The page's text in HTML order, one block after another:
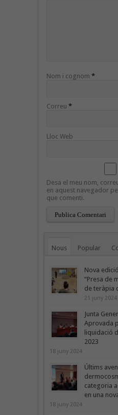
Nom i cognom *
Correu *
Lloc Web
Desa el meu nom,
en aquest navegador
que comenti.
Nous Popular
Nova
“Presa de
de teràpia
21 juny 2024
Junta
Aprovada
liquidació
2023
18 juny 2024
Últims
categoria
en una
18 juny 2024